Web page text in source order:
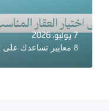
7 يوليو، 2026
8 معايير تساعدك على اختيار العقار المناسب